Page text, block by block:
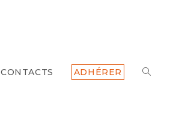
CONTACTS ADHÉRER TOGGLE